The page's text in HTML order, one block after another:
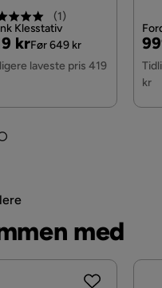
(1)
Klesstativ
krFør 649 kr
laveste pris 419
kr
med